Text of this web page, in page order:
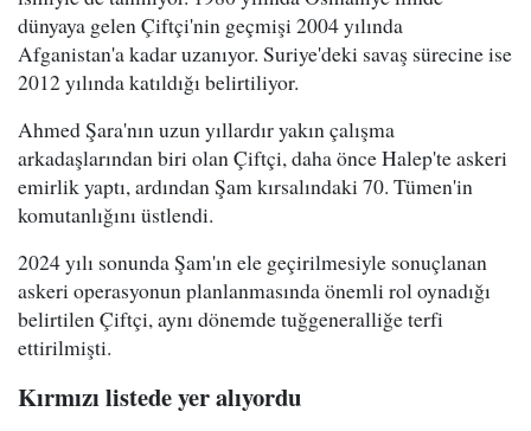
dünyaya gelen Çiftçi'nin geçmişi 2004 yılında
Afganistan'a kadar uzanıyor. Suriye'deki savaş sürecine ise
2012 yılında katıldığı belirtiliyor.
Ahmed Şara'nın uzun yıllardır yakın çalışma
arkadaşlarından biri olan Çiftçi, daha önce Halep'te askeri
emirlik yaptı, ardından Şam kırsalındaki 70. Tümen'in
komutanlığını üstlendi.
2024 yılı sonunda Şam'ın ele geçirilmesiyle sonuçlanan
askeri operasyonun planlanmasında önemli rol oynadığı
belirtilen Çiftçi, aynı dönemde tuğgeneralliğe terfi
ettirilmişti.
Kırmızı listede yer alıyordu